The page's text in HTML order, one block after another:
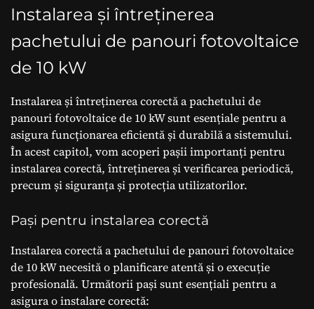
Instalarea și întreținerea
pachetului de panouri fotovoltaice
de 10 kW
Instalarea și întreținerea corectă a pachetului de
panouri fotovoltaice de 10 kW sunt esențiale pentru a
asigura funcționarea eficientă și durabilă a sistemului.
În acest capitol, vom acoperi pașii importanți pentru
instalarea corectă, întreținerea și verificarea periodică,
precum și siguranța și protecția utilizatorilor.
Pași pentru instalarea corectă
Instalarea corectă a pachetului de panouri fotovoltaice
de 10 kW necesită o planificare atentă și o execuție
profesională. Următorii pași sunt esențiali pentru a
asigura o instalare corectă: